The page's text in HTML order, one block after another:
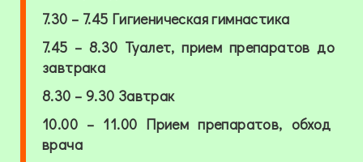
7.30 – 7.45 Гигиеническая гимнастика
7.45 – 8.30 Туалет, прием препаратов до
завтрака
8.30 – 9.30 Завтрак
10.00 – 11.00 Прием препаратов, обход
врача